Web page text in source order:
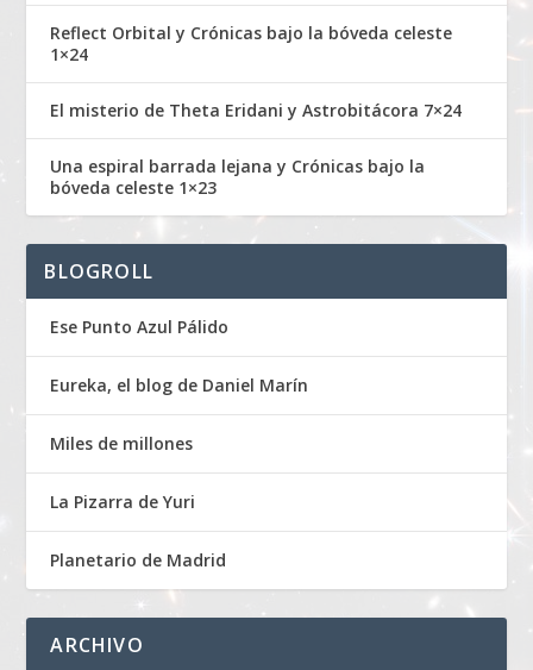
Reflect Orbital y Crónicas bajo la bóveda celeste
1×24
El misterio de Theta Eridani y Astrobitácora 7×24
Una espiral barrada lejana y Crónicas bajo la
bóveda celeste 1×23
BLOGROLL
Ese Punto Azul Pálido
Eureka, el blog de Daniel Marín
Miles de millones
La Pizarra de Yuri
Planetario de Madrid
ARCHIVO